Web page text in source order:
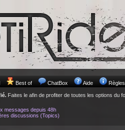
Best of ChatBox Aide Règles
Faites le afin de profiter de toutes les options du
messages depuis 48h
discussions (Topics)